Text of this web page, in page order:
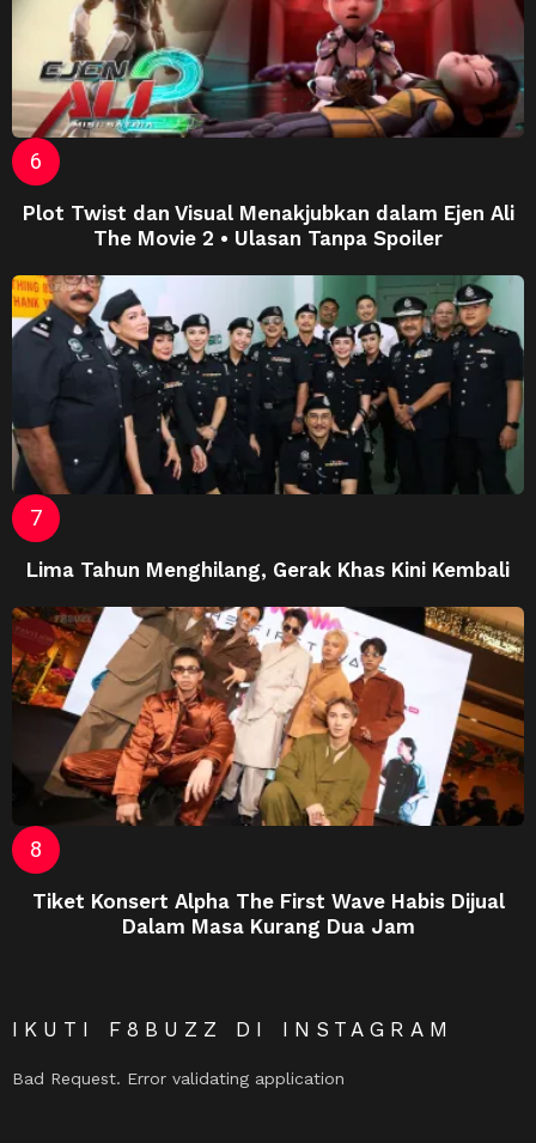
Plot Twist dan Visual Menakjubkan dalam Ejen Ali
The Movie 2 • Ulasan Tanpa Spoiler
Lima Tahun Menghilang, Gerak Khas Kini Kembali
Tiket Konsert Alpha The First Wave Habis Dijual
Dalam Masa Kurang Dua Jam
IKUTI F8BUZZ DI INSTAGRAM
Bad Request. Error validating application